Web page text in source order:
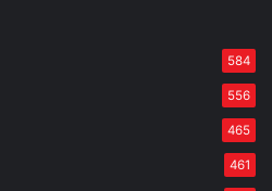
584
556
465
461